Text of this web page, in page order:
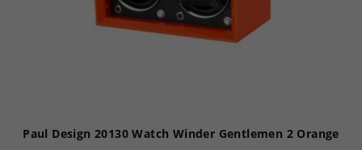
Paul Design 20130 Watch Winder Gentlemen 2 Orange